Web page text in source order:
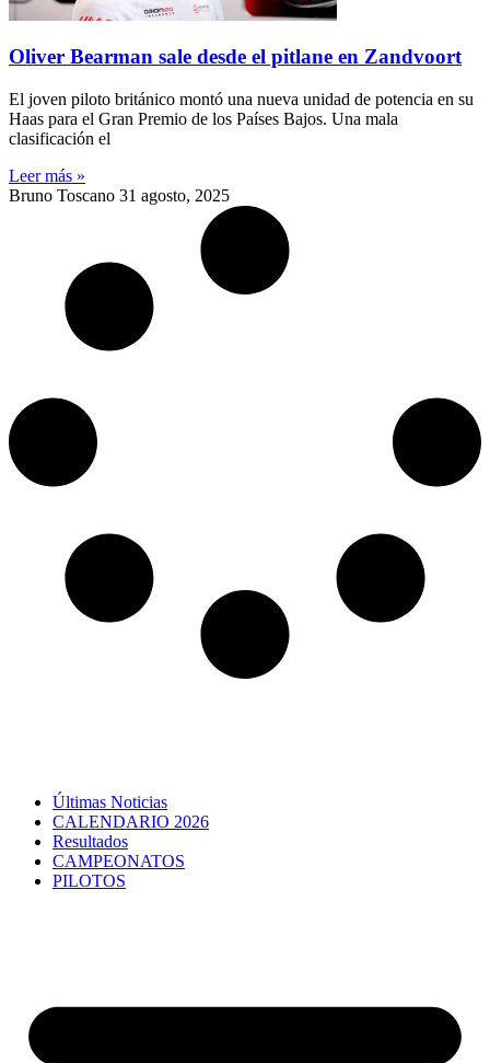
Oliver Bearman sale desde el pitlane en Zandvoort
El joven piloto británico montó una nueva unidad de potencia en su
Haas para el Gran Premio de los Países Bajos. Una mala
clasificación el
Leer más »
Bruno Toscano 31 agosto, 2025
Últimas Noticias
CALENDARIO 2026
Resultados
CAMPEONATOS
PILOTOS